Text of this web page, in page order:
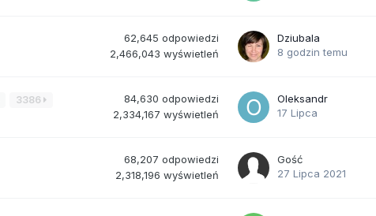
62,645 odpowiedzi
2,466,043 wyświetleń
Dziubala
8 godzin temu
3386 84,630 odpowiedzi
2,334,167 wyświetleń
Oleksandr
17 Lipca
68,207 odpowiedzi
2,318,196 wyświetleń
Gość
27 Lipca 2021